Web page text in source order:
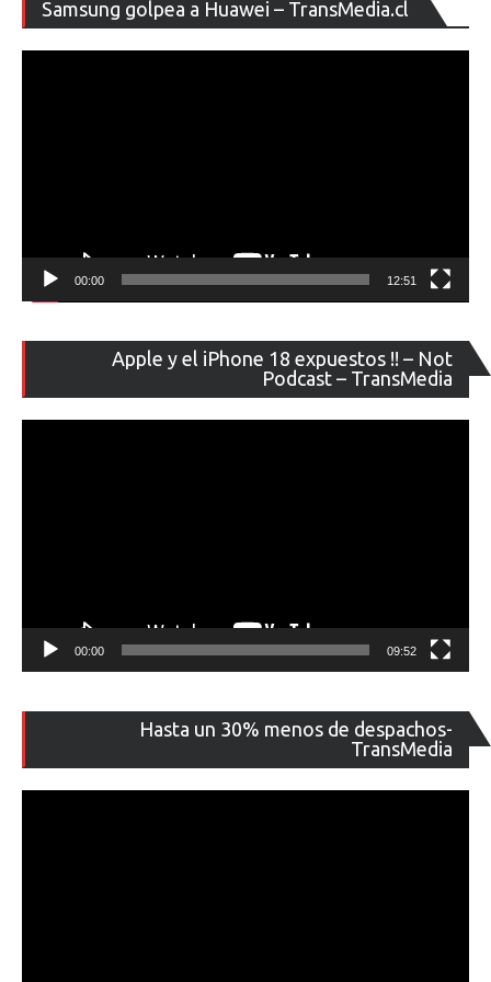
Samsung golpea a Huawei – TransMedia.cl
de
00:00 12:51
Apple y el iPhone 18 expuestos !! – Not
Podcast – TransMedia
de
00:00 09:52
Hasta un 30% menos de despachos-
TransMedia
de